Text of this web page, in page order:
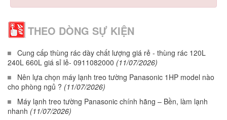
THEO DÒNG SỰ KIỆN
Cung cấp thùng rác dày chất lượng giá rẻ - thùng rác 120L
240L 660L giá sỉ lẻ- 0911082000 (11/07/2026)
Nên lựa chọn máy lạnh treo tường Panasonic 1HP model nào
cho phòng ngủ ? (11/07/2026)
Máy lạnh treo tường Panasonic chính hãng – Bền, làm lạnh
nhanh (11/07/2026)